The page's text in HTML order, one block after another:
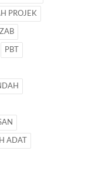
PROJEK
PBT
ADAT